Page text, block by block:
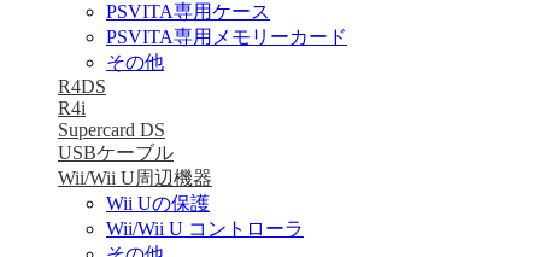
PSVITA専用ケース
PSVITA専用メモリーカード
その他
R4DS
R4i
Supercard DS
USBケーブル
Wii/Wii U周辺機器
Wii Uの保護
Wii/Wii U コントローラ